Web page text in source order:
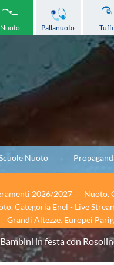
Nuoto Pallanuoto Tuffi
Nuoto
2026/2027
Nuoto.
Categoria Enel - Live
Grandi Altezze. Europei
in festa con